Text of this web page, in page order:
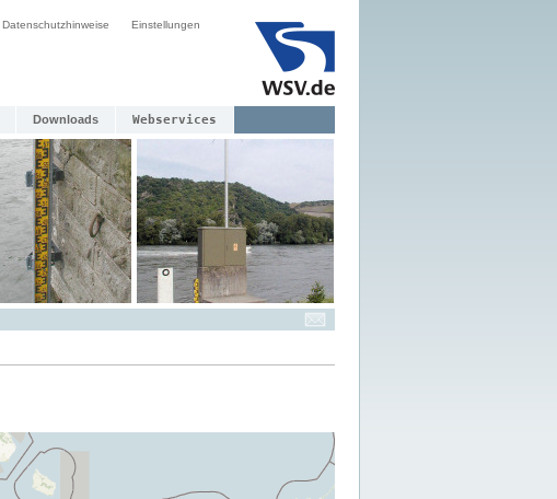
Datenschutzhinweise Einstellungen
Downloads Webservices